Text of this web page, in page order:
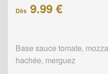
Dès 9.99 €
Base sauce tomate,
hachée, merguez